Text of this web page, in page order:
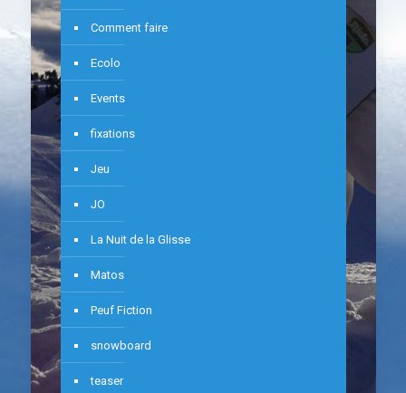
Comment faire
Ecolo
Events
fixations
Jeu
JO
La Nuit de la Glisse
Matos
Peuf Fiction
snowboard
teaser